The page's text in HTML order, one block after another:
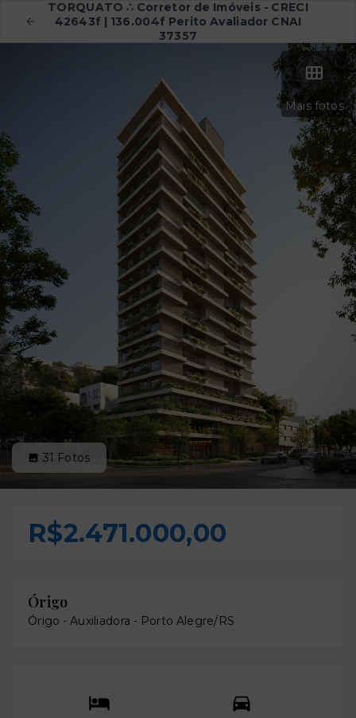
TORQUATO ∴ Corretor de Imóveis - CRECI
42643f | 136.004f Perito Avaliador CNAI
37357
Mais fotos
31 Fotos
R$2.471.000,00
Órigo
Órigo - Auxiliadora - Porto Alegre/RS